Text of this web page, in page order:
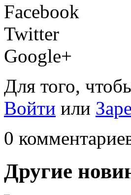
Facebook
Twitter
Google+
Для того,
Войти или
0
Другие